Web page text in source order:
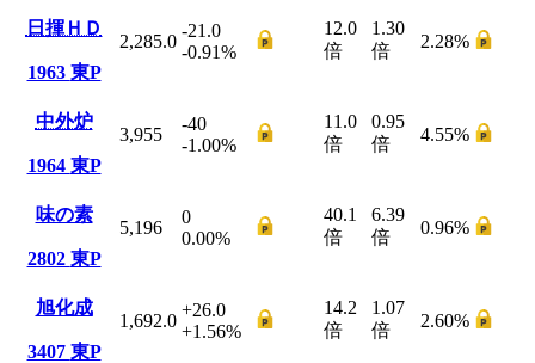
日揮ＨＤ
1963 東P
2,285.0
-21.0
-0.91%
12.0
倍
1.30
倍
2.28%
中外炉
1964 東P
3,955
-40
-1.00%
11.0
倍
0.95
倍
4.55%
味の素
2802 東P
5,196
0
0.00%
40.1
倍
6.39
倍
0.96%
旭化成
3407 東P
1,692.0
+26.0
+1.56%
14.2
倍
1.07
倍
2.60%